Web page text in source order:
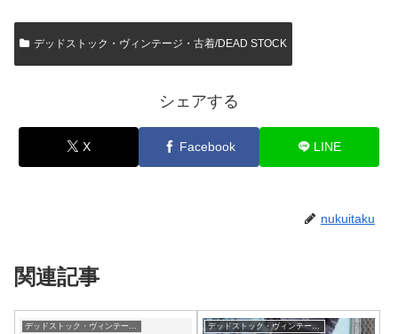
デッドストック・ヴィンテージ・古着/DEAD STOCK
シェアする
X Facebook LINE
nukuitaku
関連記事
デッドストック・ヴィンテージ・古着/DEAD STOCK デッドストック・ヴィンテージ・古着/DEAD STOCK